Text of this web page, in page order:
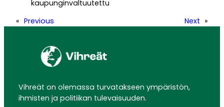
kaupunginvaltuutettu
« Previous Next »
Vihreät on olemassa turvatakseen ympäristön,
ihmisten ja politiikan tulevaisuuden.